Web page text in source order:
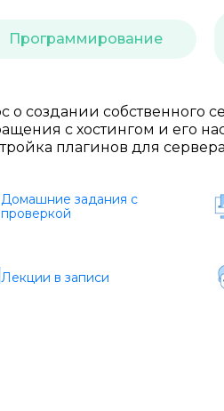
Программирование
о создании собственного
с хостингом и его
плагинов для
Домашние задания c
проверкой
Лекции в записи